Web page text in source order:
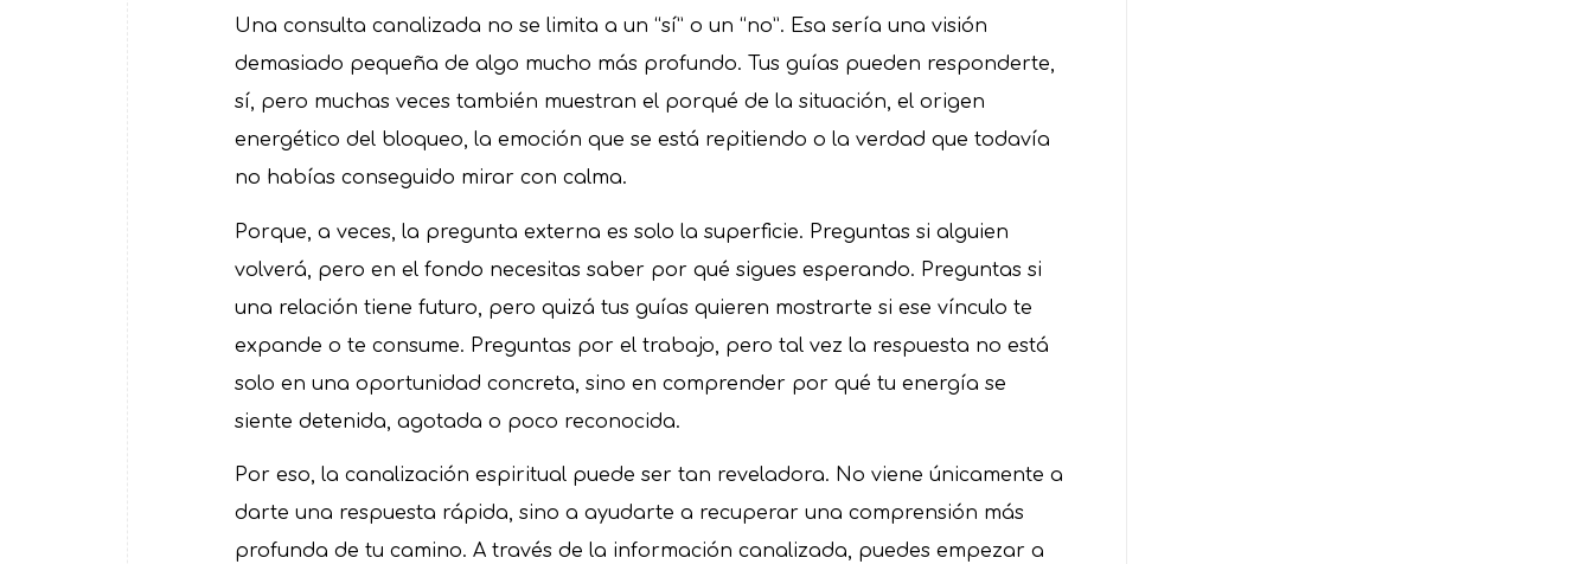
Una consulta canalizada no se limita a un “sí” o un “no”. Esa sería una visión
demasiado pequeña de algo mucho más profundo. Tus guías pueden responderte,
sí, pero muchas veces también muestran el porqué de la situación, el origen
energético del bloqueo, la emoción que se está repitiendo o la verdad que todavía
no habías conseguido mirar con calma.
Porque, a veces, la pregunta externa es solo la superficie. Preguntas si alguien
volverá, pero en el fondo necesitas saber por qué sigues esperando. Preguntas si
una relación tiene futuro, pero quizá tus guías quieren mostrarte si ese vínculo te
expande o te consume. Preguntas por el trabajo, pero tal vez la respuesta no está
solo en una oportunidad concreta, sino en comprender por qué tu energía se
siente detenida, agotada o poco reconocida.
Por eso, la canalización espiritual puede ser tan reveladora. No viene únicamente a
darte una respuesta rápida, sino a ayudarte a recuperar una comprensión más
profunda de tu camino. A través de la información canalizada, puedes empezar a